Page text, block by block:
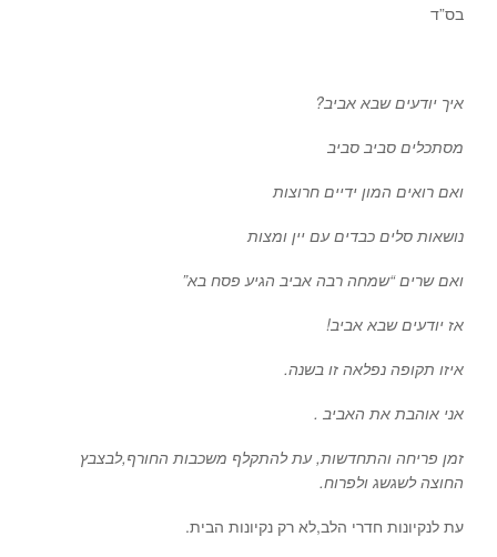
בס”ד
איך יודעים שבא אביב?
מסתכלים סביב סביב
ואם רואים המון ידיים חרוצות
נושאות סלים כבדים עם יין ומצות
ואם שרים “שמחה רבה אביב הגיע פסח בא”
אז יודעים שבא אביב!
איזו תקופה נפלאה זו בשנה.
אני אוהבת את האביב .
זמן פריחה והתחדשות, עת להתקלף משכבות החורף,לבצבץ
החוצה לשגשג ולפרוח.
עת לנקיונות חדרי הלב,לא רק נקיונות הבית.